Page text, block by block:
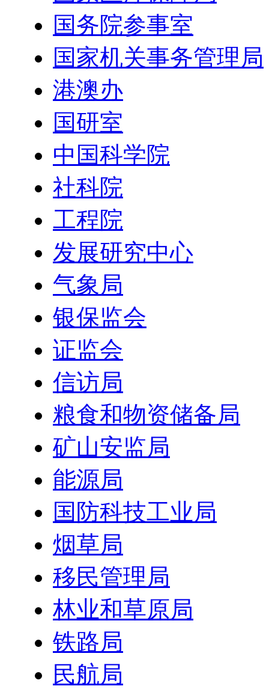
国务院参事室
国家机关事务管理局
港澳办
国研室
中国科学院
社科院
工程院
发展研究中心
气象局
银保监会
证监会
信访局
粮食和物资储备局
矿山安监局
能源局
国防科技工业局
烟草局
移民管理局
林业和草原局
铁路局
民航局